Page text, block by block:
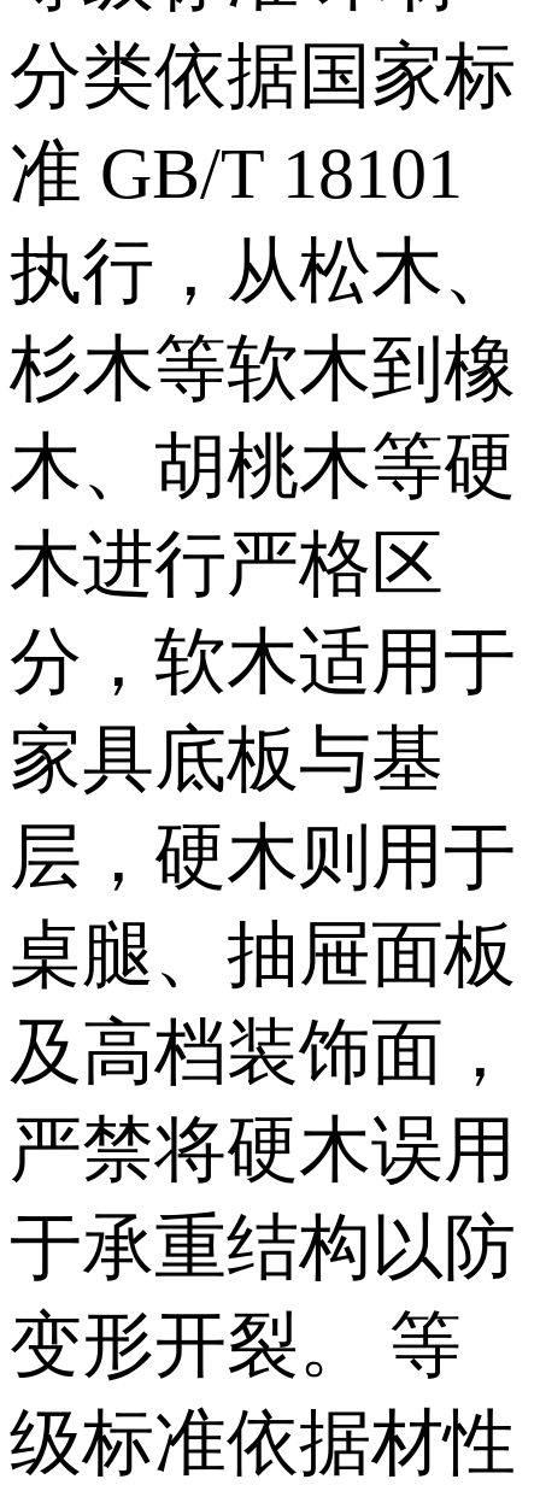
分类依据国家标
准 GB/T 18101
执行，从松木、
杉木等软木到橡
木、胡桃木等硬
木进行严格区
分，软木适用于
家具底板与基
层，硬木则用于
桌腿、抽屉面板
及高档装饰面，
严禁将硬木误用
于承重结构以防
变形开裂。 等
级标准依据材性